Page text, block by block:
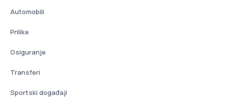
Automobili
Prilike
Osiguranje
Transferi
Sportski događaji